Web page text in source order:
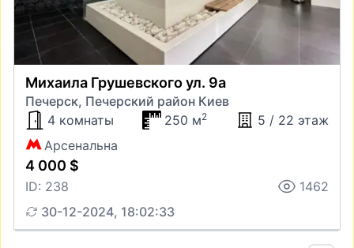
Михаила Грушевского ул. 9а
Печерск, Печерский район Киев
4 комнаты
250 м2
5 / 22 этаж
Арсенальна
4 000 $
ID: 238
1462
30-12-2024, 18:02:33